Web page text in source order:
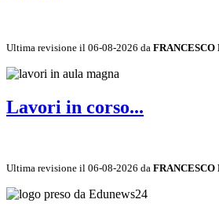
Ultima revisione il 06-08-2026 da
Lavori in corso...
Ultima revisione il 06-08-2026 da